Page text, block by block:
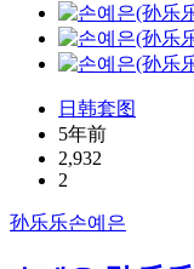
日韩套图
5年前
2,932
2
孙乐乐손예은